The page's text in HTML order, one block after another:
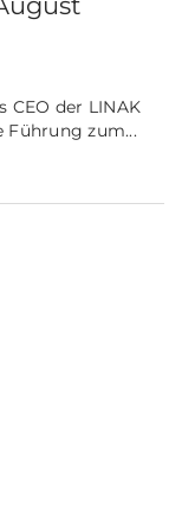
CEO der LINAK
Führung zum...